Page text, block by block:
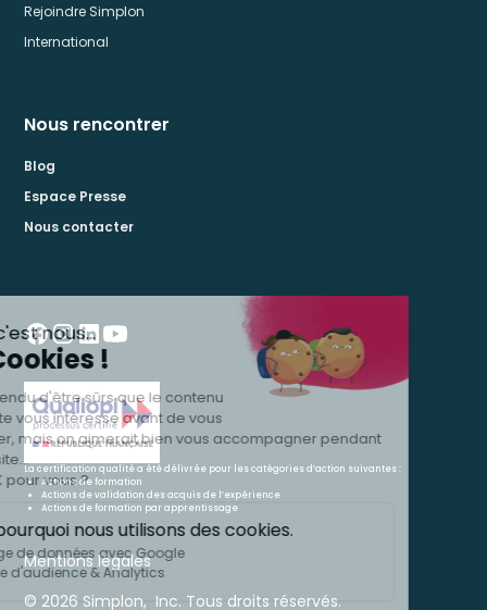
Rejoindre Simplon
International
Nous rencontrer
Blog
Espace Presse
Nous contacter
© 2026 Simplon, Inc. Tous droits réservés.
Mentions légales
La certification qualité a été délivrée pour les catégories d’action suivantes :
Actions de formation
Actions de validation des acquis de l’expérience
Actions de formation par apprentissage